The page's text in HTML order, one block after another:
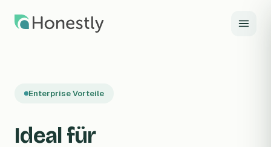
Enterprise Vorteile
Ideal für